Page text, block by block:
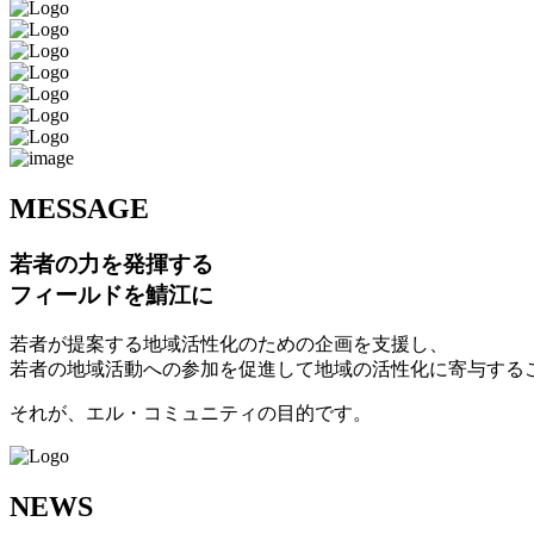
MESSAGE
若者の力を発揮する
フィールドを鯖江に
若者が提案する地域活性化のための企画を支援し、
若者の地域活動への参加を促進して地域の活性化に寄与する
それが、エル・コミュニティの目的です。
NEWS